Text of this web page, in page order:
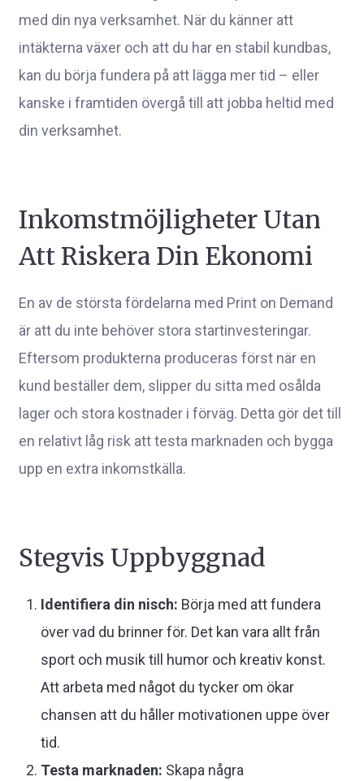
med din nya verksamhet. När du känner att
intäkterna växer och att du har en stabil kundbas,
kan du börja fundera på att lägga mer tid – eller
kanske i framtiden övergå till att jobba heltid med
din verksamhet.
Inkomstmöjligheter Utan
Att Riskera Din Ekonomi
En av de största fördelarna med Print on Demand
är att du inte behöver stora startinvesteringar.
Eftersom produkterna produceras först när en
kund beställer dem, slipper du sitta med osålda
lager och stora kostnader i förväg. Detta gör det till
en relativt låg risk att testa marknaden och bygga
upp en extra inkomstkälla.
Stegvis Uppbyggnad
Identifiera din nisch: Börja med att fundera
över vad du brinner för. Det kan vara allt från
sport och musik till humor och kreativ konst.
Att arbeta med något du tycker om ökar
chansen att du håller motivationen uppe över
tid.
Testa marknaden: Skapa några